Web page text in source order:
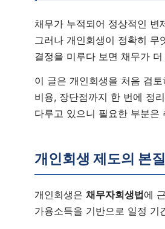
채무가 누적되어 정상적인 변
그러나 개인회생이 정확히 무
결정을 미루다 보면 채무가
이 글은 개인회생을 처음 검
비용, 장단점까지 한 번에 정
다루고 있으니 필요한 부분은
개인회생 제도의 본질
개인회생은 채무자회생법에
가용소득을 기반으로 일정 기